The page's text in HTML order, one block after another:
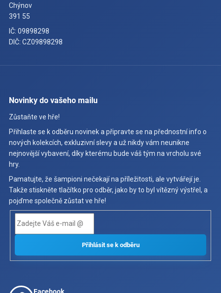
Chýnov
391 55
IČ: 09898298
DIČ: CZ09898298
Novinky do vašeho mailu
Zůstaňte ve hře!
Přihlaste se k odběru novinek a připravte se na přednostní info o
nových kolekcích, exkluzivní slevy a už nikdy vám neunikne
nejnovější vybavení, díky kterému bude váš tým na vrcholu své
hry.
Pamatujte, že šampioni nečekají na příležitosti, ale vytvářejí je.
Takže stiskněte tlačítko pro odběr, jako by to byl vítězný výstřel, a
pojďme společně zůstat ve hře!